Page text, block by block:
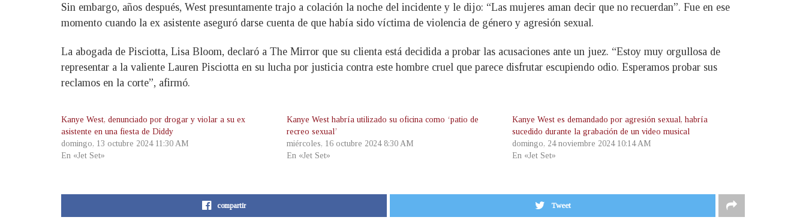
Sin embargo, años después, West presuntamente trajo a colación la noche del incidente y le dijo: “Las mujeres aman decir que no recuerdan”. Fue en ese
momento cuando la ex asistente aseguró darse cuenta de que había sido víctima de violencia de género y agresión sexual.
La abogada de Pisciotta, Lisa Bloom, declaró a The Mirror que su clienta está decidida a probar las acusaciones ante un juez. “Estoy muy orgullosa de
representar a la valiente Lauren Pisciotta en su lucha por justicia contra este hombre cruel que parece disfrutar escupiendo odio. Esperamos probar sus
reclamos en la corte”, afirmó.
Kanye West, denunciado por drogar y violar a su ex
asistente en una fiesta de Diddy
domingo, 13 octubre 2024 11:30 AM
En «Jet Set»
Kanye West habría utilizado su oficina como ‘patio de
recreo sexual’
miércoles, 16 octubre 2024 8:30 AM
En «Jet Set»
Kanye West es demandado por agresión sexual, habría
sucedido durante la grabación de un video musical
domingo, 24 noviembre 2024 10:14 AM
En «Jet Set»
compartir Tweet